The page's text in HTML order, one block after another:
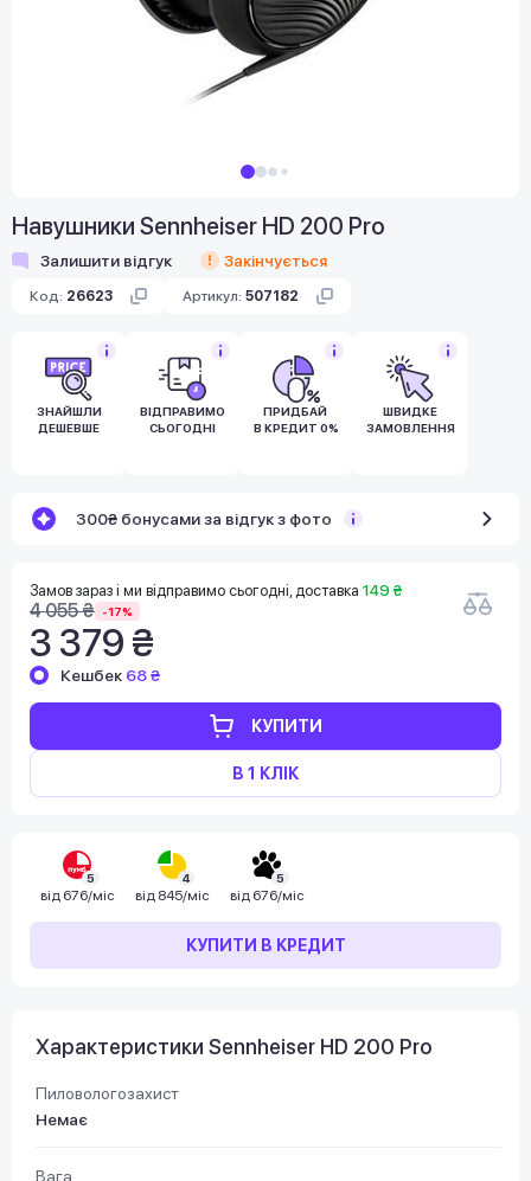
Навушники Sennheiser HD 200 Pro
Залишити відгук Закінчується
Код: 26623 Артикул: 507182
ЗНАЙШЛИ
ДЕШЕВШЕ
ВІДПРАВИМО
СЬОГОДНІ
ПРИДБАЙ
В КРЕДИТ 0%
ШВИДКЕ
ЗАМОВЛЕННЯ
300₴ бонусами за відгук з фото
Замов зараз і ми відправимо сьогодні, доставка 149 ₴
4 055 ₴ -17%
3 379 ₴
КУПИТИ
В 1 КЛІК
Кешбек 68 ₴
5
від 676/міс
4
від 845/міс
5
від 676/міс
КУПИТИ В КРЕДИТ
Характеристики Sennheiser HD 200 Pro
Пиловологозахист
Немає
Вага